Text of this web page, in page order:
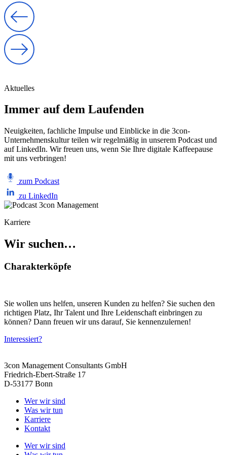
Aktuelles
Immer auf dem Laufenden
Neuigkeiten, fachliche Impulse und Einblicke in die 3con-
Unternehmenskultur teilen wir regelmäßig in unserem Podcast und
auf LinkedIn. Wir freuen uns, wenn Sie Ihre digitale Kaffeepause
mit uns verbringen!
zum Podcast
zu LinkedIn
Karriere
Wir suchen…
Charakter­köpfe
Sie wollen uns helfen, unseren Kunden zu helfen? Sie suchen den
richtigen Platz, Ihr Talent und Ihre Leidenschaft einbringen zu
können? Dann freuen wir uns darauf, Sie kennenzulernen!
Interessiert?
3con Management Consultants GmbH
Friedrich-Ebert-Straße 17
D-53177 Bonn
Wer wir sind
Was wir tun
Karriere
Kontakt
Wer wir sind